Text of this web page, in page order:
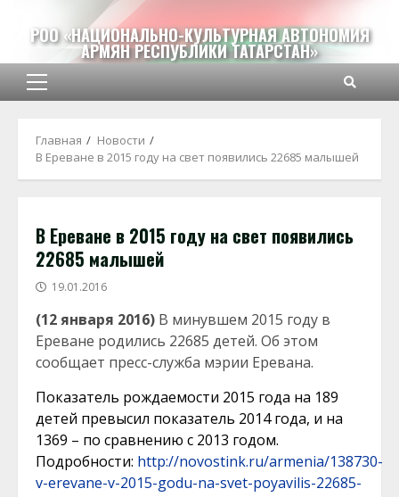
содержимому
РОО «НАЦИОНАЛЬНО-КУЛЬТУРНАЯ АВТОНОМИЯ
АРМЯН РЕСПУБЛИКИ ТАТАРСТАН»
Основное
Главная
Новости
В Ереване в 2015 году на свет появились 22685 малышей
В Ереване в 2015 году на свет появились
22685 малышей
19.01.2016
(12 января 2016) В минувшем 2015 году в
Ереване родились 22685 детей. Об этом
сообщает пресс-служба мэрии Еревана.
Показатель рождаемости 2015 года на 189
детей превысил показатель 2014 года, и на
1369 – по сравнению с 2013 годом.
Подробности: http://novostink.ru/armenia/138730-
v-erevane-v-2015-godu-na-svet-poyavilis-22685-